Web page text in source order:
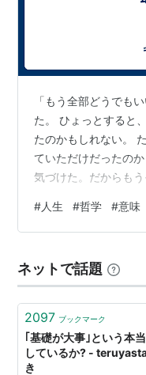
物事が他との連
参考リンク
『意味』の意味（
意味の意味-ラカン
るいは狂信と信仰
思想・映像）
る運動それ自体と
日本語Q&A：スペ
はどう違う？
「もう全部どうでも
た。 ひょっとすると
たのかもしれない。
ていただけだったの
気づけた。だからも
けど、自分自身に嘘
うこの世界にいたく
人生や世界に「意味
なんて結局ひどく退
かない。 それが紛れ
#人生 #哲学 #意味
ネットで話題
2097 ブックマーク
｢基礎が大事｣という本
しているか? -
き